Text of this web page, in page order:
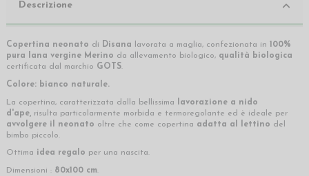
Descrizione
Copertina neonato di Disana lavorata a maglia, confezionata in 100%
pura lana vergine Merino da allevamento biologico, qualità biologica
certificata dal marchio GOTS.
Colore: bianco naturale.
La copertina, caratterizzata dalla bellissima
lavorazione a nido
d'ape, risulta particolarmente morbida e termoregolante ed è ideale per
avvolgere il neonato oltre che come copertina adatta al lettino del
bimbo piccolo.
Ottima idea regalo per una nascita.
Dimensioni : 80x100 cm.